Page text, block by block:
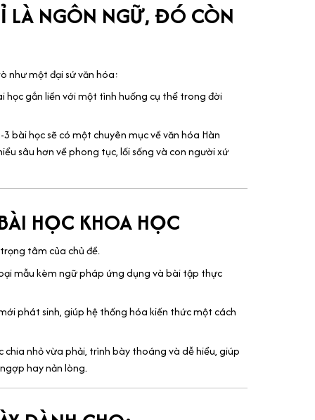
NGÔN NGỮ, ĐÓ CÒN
như một đại sứ văn hóa:
học gắn liền với một tình huống cụ thể trong đời
bài học sẽ có một chuyên mục về văn hóa Hàn
sâu hơn về phong tục, lối sống và con người xứ
HỌC KHOA HỌC
tâm của chủ đề.
mẫu kèm ngữ pháp ứng dụng và bài tập thực
phát sinh, giúp hệ thống hóa kiến thức một cách
nhỏ vừa phải, trình bày thoáng và dễ hiểu, giúp
hay nản lòng.